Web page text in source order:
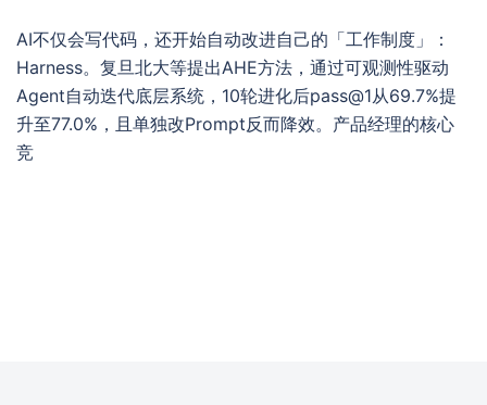
AI不仅会写代码，还开始自动改进自己的「工作制度」：
Harness。复旦北大等提出AHE方法，通过可观测性驱动
Agent自动迭代底层系统，10轮进化后pass@1从69.7%提
升至77.0%，且单独改Prompt反而降效。产品经理的核心
竞